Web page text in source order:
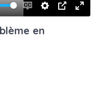
Enable
captions
Settings
PIP
en